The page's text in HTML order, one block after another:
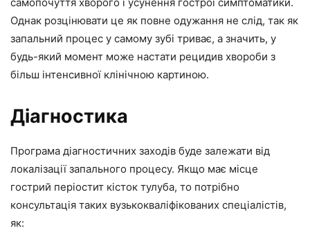
Однак розцінювати це як повне одужання не слід, так як
запальний процес у самому зубі триває, а значить, у
будь-який момент може настати рецидив хвороби з
більш інтенсивної клінічною картиною.
Діагностика
Програма діагностичних заходів буде залежати від
локалізації запального процесу. Якщо має місце
гострий періостит кісток тулуба, то потрібно
консультація таких вузькокваліфікованих спеціалістів,
як: